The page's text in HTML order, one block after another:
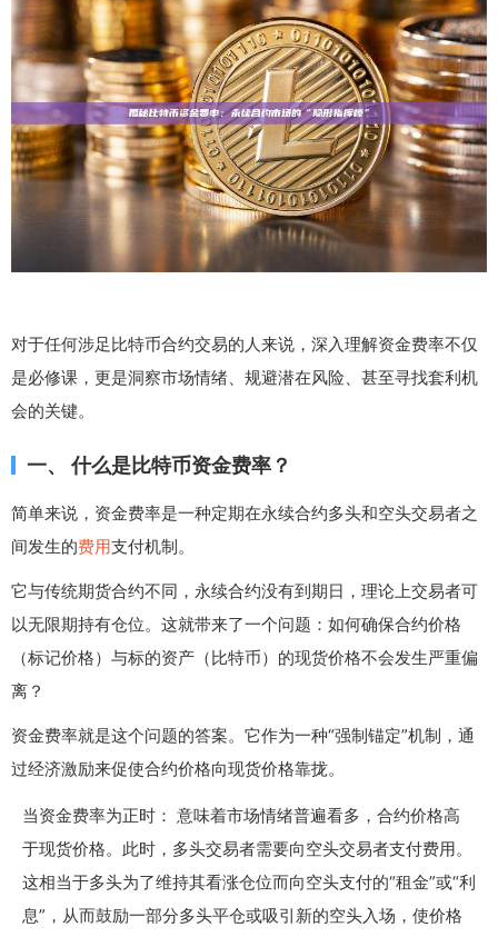
对于任何涉足比特币合约交易的人来说，深入理解资金费率不仅
是必修课，更是洞察市场情绪、规避潜在风险、甚至寻找套利机
会的关键。
一、 什么是比特币资金费率？
简单来说，资金费率是一种定期在永续合约多头和空头交易者之
间发生的费用支付机制。
它与传统期货合约不同，永续合约没有到期日，理论上交易者可
以无限期持有仓位。这就带来了一个问题：如何确保合约价格
（标记价格）与标的资产（比特币）的现货价格不会发生严重偏
离？
资金费率就是这个问题的答案。它作为一种“强制锚定”机制，通
过经济激励来促使合约价格向现货价格靠拢。
当资金费率为正时： 意味着市场情绪普遍看多，合约价格高
于现货价格。此时，多头交易者需要向空头交易者支付费用。
这相当于多头为了维持其看涨仓位而向空头支付的“租金”或“利
息”，从而鼓励一部分多头平仓或吸引新的空头入场，使价格